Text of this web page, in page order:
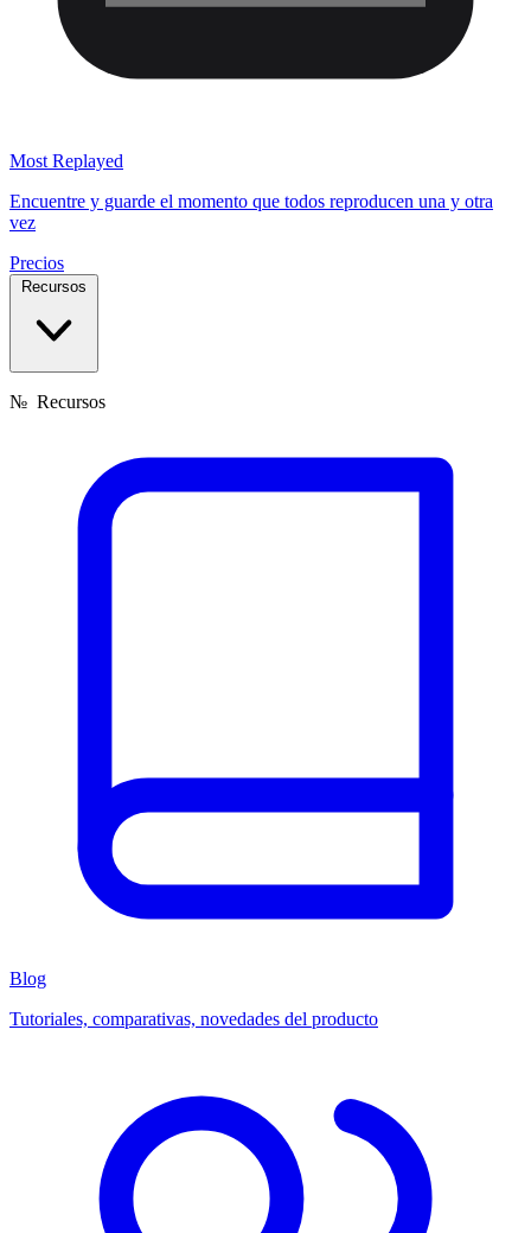
Most Replayed
Encuentre y guarde el momento que todos reproducen una y otra
vez
Precios
Recursos
№ Recursos
Blog
Tutoriales, comparativas, novedades del producto